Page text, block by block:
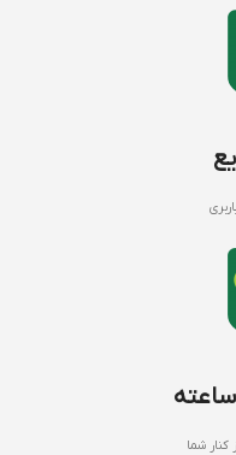
کنار شما